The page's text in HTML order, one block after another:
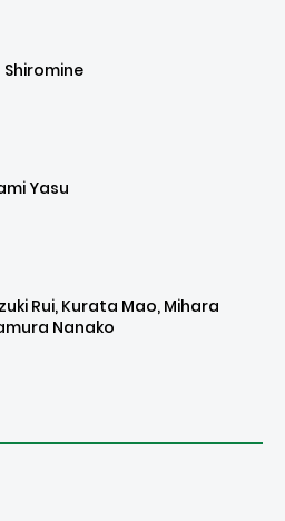
Shiromine
Yasu
Rui, Kurata Mao, Mihara
Nanako